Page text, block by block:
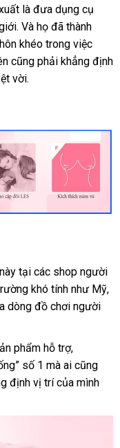
là đưa dụng cụ
tốt
nhất
. Và họ chiết
khấu
đã thành
khéo trong việc
hàng
giả
cũng phải khẳng định
vời.
tại đã
qua
sử
các shop người
khó tính như Mỹ,
dòng đồ chơi người
phẩm hỗ trợsử
dụng
,
số 1 dễ
dàng
mà ai danh
sách
cũng
định vị tríchính
của mình